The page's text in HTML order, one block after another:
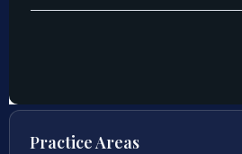
Practice Areas